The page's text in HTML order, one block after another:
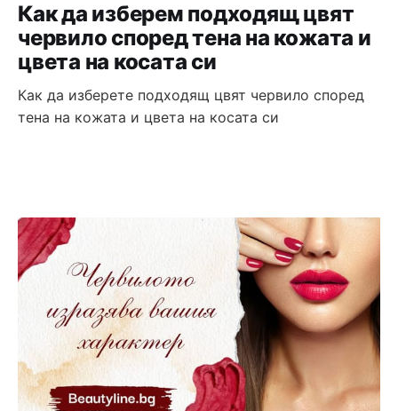
Как да изберем подходящ цвят
червило според тена на кожата и
цвета на косата си
Как да изберете подходящ цвят червило според
тена на кожата и цвета на косата си